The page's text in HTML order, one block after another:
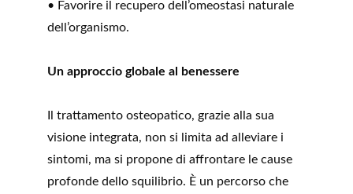
• Favorire il recupero dell’omeostasi naturale
dell’organismo.
Un approccio globale al benessere
Il trattamento osteopatico, grazie alla sua
visione integrata, non si limita ad alleviare i
sintomi, ma si propone di affrontare le cause
profonde dello squilibrio. È un percorso che